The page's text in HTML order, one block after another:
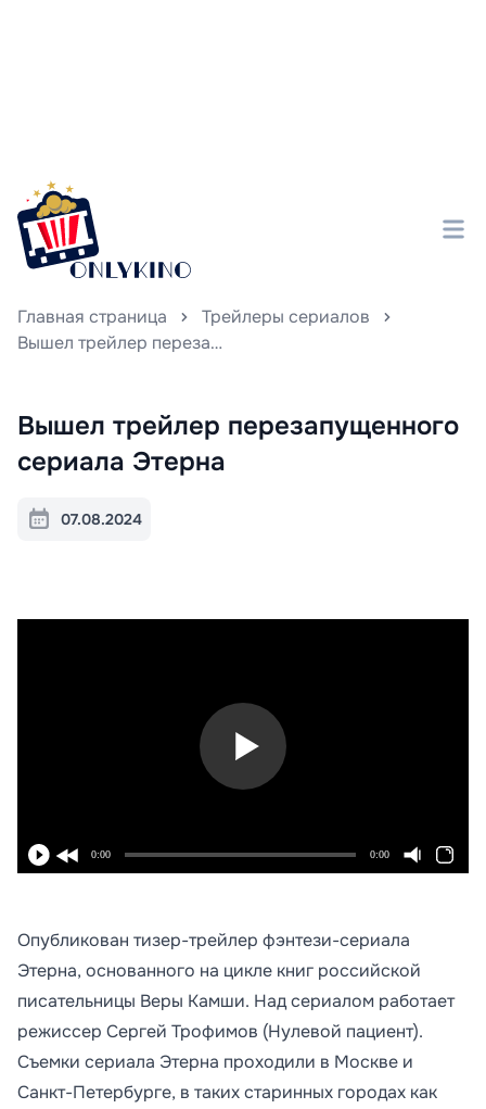
Главная страница
Трейлеры сериалов
Вышел трейлер перезапущенного сериала Этерна
Вышел трейлер перезапущенного
сериала Этерна
07.08.2024
0:00 0:00
Опубликован тизер-трейлер фэнтези-сериала
Этерна, основанного на цикле книг российской
писательницы Веры Камши. Над сериалом работает
режиссер Сергей Трофимов (Нулевой пациент).
Съемки сериала Этерна проходили в Москве и
Санкт-Петербурге, в таких старинных городах как